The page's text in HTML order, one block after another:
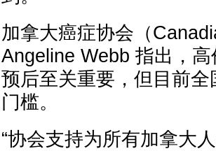
加拿大癌症协会（
Angeline Webb 指出，
预后至关重要，但目前
门槛。
“协会支持为所有加拿大